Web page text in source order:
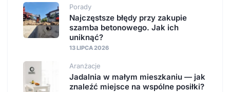
Porady
Najczęstsze błędy przy zakupie
szamba betonowego. Jak ich
uniknąć?
13 LIPCA 2026
Aranżacje
Jadalnia w małym mieszkaniu — jak
znaleźć miejsce na wspólne posiłki?